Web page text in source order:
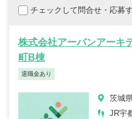
チェックして問合せ・応募
株式会社アーバンアーキ
町B棟
退職金あり
茨城
JR宇